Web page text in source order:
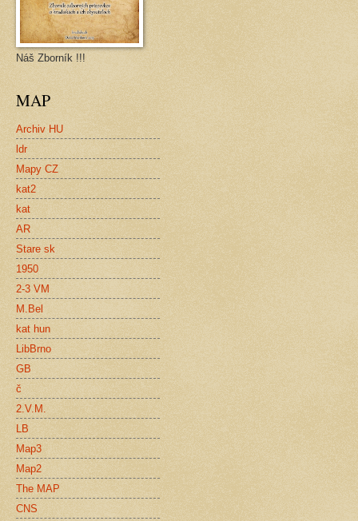
Náš Zborník !!!
MAP
Archiv HU
ldr
Mapy CZ
kat2
kat
AR
Stare sk
1950
2-3 VM
M.Bel
kat hun
LibBrno
GB
č
2.V.M.
LB
Map3
Map2
The MAP
CNS